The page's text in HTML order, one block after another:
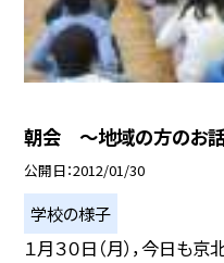
朝会 〜地域の方のお
公開日 2012/01/30
学校の様子
１月３０日（月），今日も